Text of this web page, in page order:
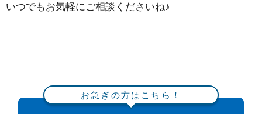
いつでもお気軽にご相談くださいね♪
お急ぎの方はこちら！